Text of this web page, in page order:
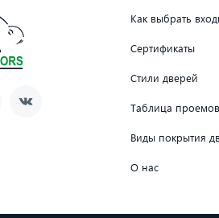
Как выбрать
Сертификаты
Стили дверей
Таблица проемов
Виды покрытия
О нас